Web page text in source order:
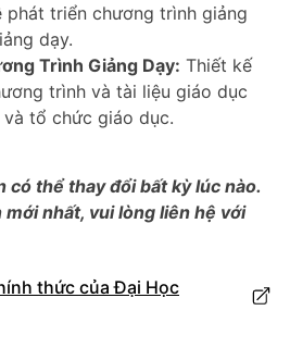
triển chương trình giảng
dạy.
Trình Giảng Dạy: Thiết kế
trình và tài liệu giáo dục
tổ chức giáo dục.
có thể thay đổi bất kỳ lúc nào.
nhất, vui lòng liên hệ với
thức của Đại Học